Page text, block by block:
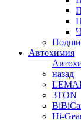
Автохимия
назад
3TON
Hi-